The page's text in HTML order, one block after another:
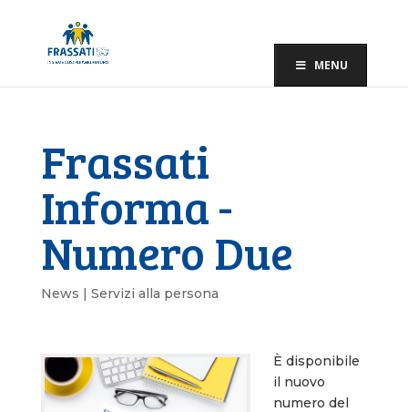
MENU
Frassati
Informa -
Numero Due
News | Servizi alla persona
È disponibile
il nuovo
numero del